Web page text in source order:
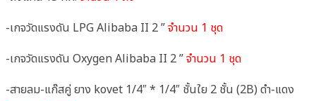
-เกจวัดแรงดัน LPG Alibaba II 2 ”จำนวน 1 ชุด
-เกจวัดแรงดัน Oxygen Alibaba II 2 ”จำนวน 1 ชุด
-สายลม-แก๊สคู่ ยาง kovet 1/4″ * 1/4″ ชั้นใย 2 ชั้น (2B) ดำ-แดง